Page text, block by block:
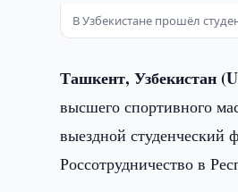
В Узбекистане прошёл
Ташкент, Узбекистан
высшего спортивного
выездной студенческий
Россотрудничество в